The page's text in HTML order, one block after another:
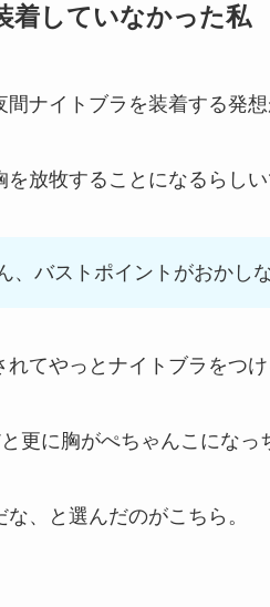
着していなかった私
間ナイトブラを装着する発
放牧することになるらしい
、バストポイントがおかし
れてやっとナイトブラをつけ
更に胸がぺちゃんこになっ
、と選んだのがこちら。